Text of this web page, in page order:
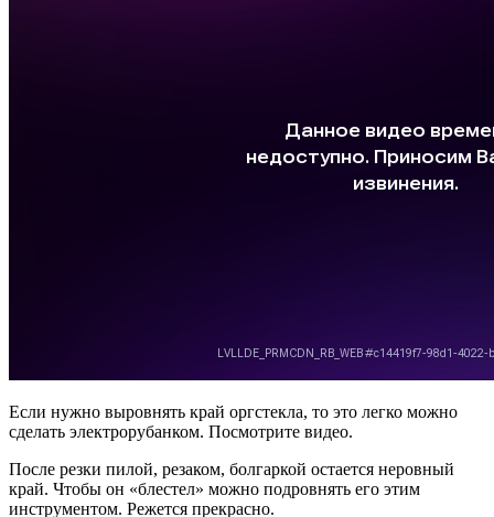
Если нужно выровнять край оргстекла, то это легко можно
сделать электрорубанком. Посмотрите видео.
После резки пилой, резаком, болгаркой остается неровный
край. Чтобы он «блестел» можно подровнять его этим
инструментом. Режется прекрасно.